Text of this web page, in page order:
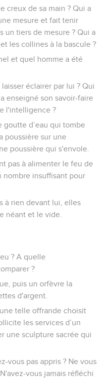
creux de sa main ? Qui a
mesure et fait tenir
un tiers de mesure ? Qui a
les collines à la bascule ?
et quel homme a été
éclairer par lui ? Qui
enseigné son savoir-faire
l'intelligence ?
goutte d’eau qui tombe
poussière sur une
poussière qui s'envole.
pas à alimenter le feu de
nombre insuffisant pour
à rien devant lui, elles
néant et le vide.
? A quelle
?
puis un orfèvre la
d'argent.
telle offrande choisit
les services d’un
une sculpture sacrée qui
vous pas appris ? Ne vous
vous jamais réfléchi